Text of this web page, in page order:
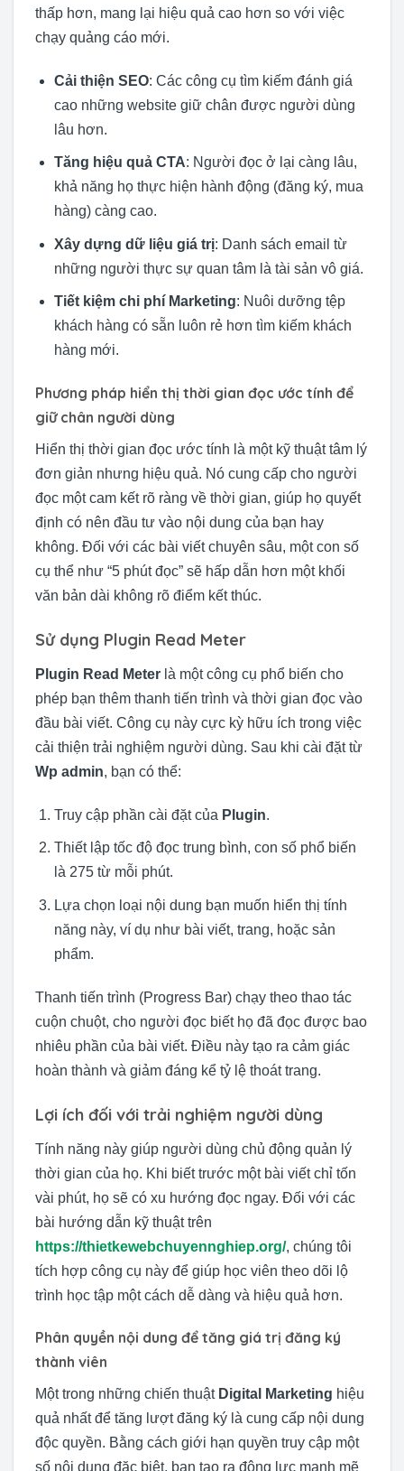
thấp hơn, mang lại hiệu quả cao hơn so với việc
chạy quảng cáo mới.
Cải thiện SEO: Các công cụ tìm kiếm đánh giá
cao những website giữ chân được người dùng
lâu hơn.
Tăng hiệu quả CTA: Người đọc ở lại càng lâu,
khả năng họ thực hiện hành động (đăng ký, mua
hàng) càng cao.
Xây dựng dữ liệu giá trị: Danh sách email từ
những người thực sự quan tâm là tài sản vô giá.
Tiết kiệm chi phí Marketing: Nuôi dưỡng tệp
khách hàng có sẵn luôn rẻ hơn tìm kiếm khách
hàng mới.
Phương pháp hiển thị thời gian đọc ước tính để
giữ chân người dùng
Hiển thị thời gian đọc ước tính là một kỹ thuật tâm lý
đơn giản nhưng hiệu quả. Nó cung cấp cho người
đọc một cam kết rõ ràng về thời gian, giúp họ quyết
định có nên đầu tư vào nội dung của bạn hay
không. Đối với các bài viết chuyên sâu, một con số
cụ thể như “5 phút đọc” sẽ hấp dẫn hơn một khối
văn bản dài không rõ điểm kết thúc.
Sử dụng Plugin Read Meter
Plugin Read Meter là một công cụ phổ biến cho
phép bạn thêm thanh tiến trình và thời gian đọc vào
đầu bài viết. Công cụ này cực kỳ hữu ích trong việc
cải thiện trải nghiệm người dùng. Sau khi cài đặt từ
Wp admin, bạn có thể:
Truy cập phần cài đặt của Plugin.
Thiết lập tốc độ đọc trung bình, con số phổ biến
là 275 từ mỗi phút.
Lựa chọn loại nội dung bạn muốn hiển thị tính
năng này, ví dụ như bài viết, trang, hoặc sản
phẩm.
Thanh tiến trình (Progress Bar) chạy theo thao tác
cuộn chuột, cho người đọc biết họ đã đọc được bao
nhiêu phần của bài viết. Điều này tạo ra cảm giác
hoàn thành và giảm đáng kể tỷ lệ thoát trang.
Lợi ích đối với trải nghiệm người dùng
Tính năng này giúp người dùng chủ động quản lý
thời gian của họ. Khi biết trước một bài viết chỉ tốn
vài phút, họ sẽ có xu hướng đọc ngay. Đối với các
bài hướng dẫn kỹ thuật trên
https://thietkewebchuyennghiep.org/, chúng tôi
tích hợp công cụ này để giúp học viên theo dõi lộ
trình học tập một cách dễ dàng và hiệu quả hơn.
Phân quyền nội dung để tăng giá trị đăng ký
thành viên
Một trong những chiến thuật Digital Marketing hiệu
quả nhất để tăng lượt đăng ký là cung cấp nội dung
độc quyền. Bằng cách giới hạn quyền truy cập một
số nội dung đặc biệt, bạn tạo ra động lực mạnh mẽ